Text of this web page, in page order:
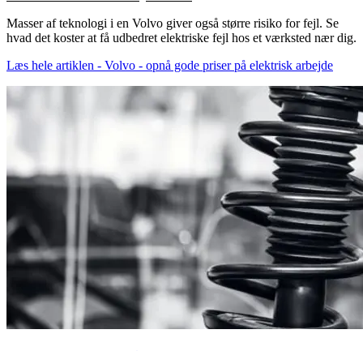
Masser af teknologi i en Volvo giver også større risiko for fejl. Se
hvad det koster at få udbedret elektriske fejl hos et værksted nær dig.
Læs hele artiklen - Volvo - opnå gode priser på elektrisk arbejde